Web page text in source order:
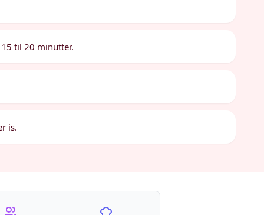
til 20 minutter.
is.